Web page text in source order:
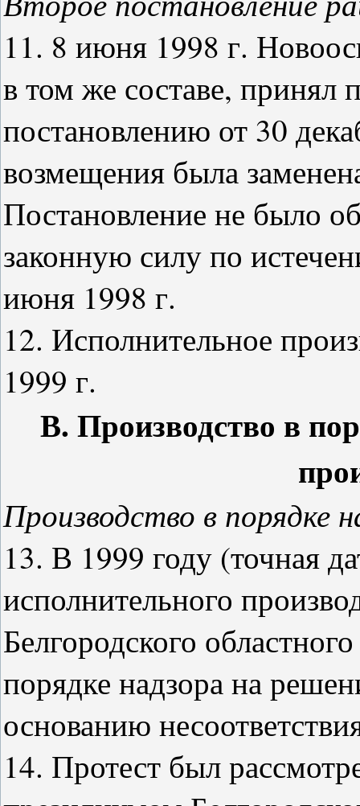
11. 8 июня 1998 г.
в том же составе, принял
постановлению от 30
возмещения была
Постановление не было
законную силу по
июня 1998 г.
12. Исполнительное
1999 г.
В. Производство в
Производство в порядке
13. В 1999 году (точная
исполнительного
Белгородского
порядке надзора на
основанию
14. Протест был